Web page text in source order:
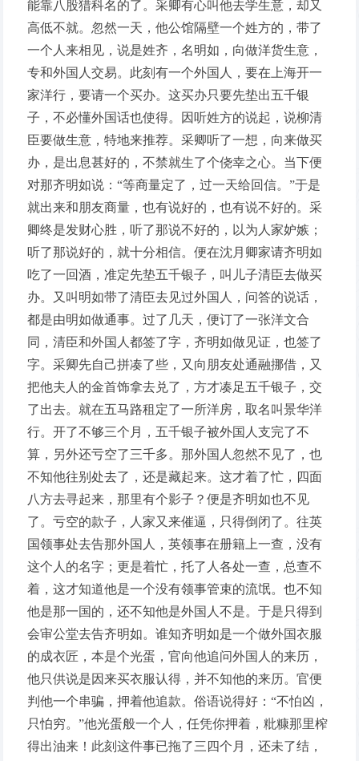
能靠八股猎科名的了。采卿有心叫他去学生意，却又
高低不就。忽然一天，他公馆隔壁一个姓方的，带了
一个人来相见，说是姓齐，名明如，向做洋货生意，
专和外国人交易。此刻有一个外国人，要在上海开一
家洋行，要请一个买办。这买办只要先垫出五千银
子，不必懂外国话也使得。因听姓方的说起，说柳清
臣要做生意，特地来推荐。采卿听了一想，向来做买
办，是出息甚好的，不禁就生了个侥幸之心。当下便
对那齐明如说：“等商量定了，过一天给回信。”于是
就出来和朋友商量，也有说好的，也有说不好的。采
卿终是发财心胜，听了那说不好的，以为人家妒嫉；
听了那说好的，就十分相信。便在沈月卿家请齐明如
吃了一回酒，准定先垫五千银子，叫儿子清臣去做买
办。又叫明如带了清臣去见过外国人，问答的说话，
都是由明如做通事。过了几天，便订了一张洋文合
同，清臣和外国人都签了字，齐明如做见证，也签了
字。采卿先自己拼凑了些，又向朋友处通融挪借，又
把他夫人的金首饰拿去兑了，方才凑足五千银子，交
了出去。就在五马路租定了一所洋房，取名叫景华洋
行。开了不够三个月，五千银子被外国人支完了不
算，另外还亏空了三千多。那外国人忽然不见了，也
不知他往别处去了，还是藏起来。这才着了忙，四面
八方去寻起来，那里有个影子？便是齐明如也不见
了。亏空的款子，人家又来催逼，只得倒闭了。往英
国领事处去告那外国人，英领事在册籍上一查，没有
这个人的名字；更是着忙，托了人各处一查，总查不
着，这才知道他是一个没有领事管束的流氓。也不知
他是那一国的，还不知他是外国人不是。于是只得到
会审公堂去告齐明如。谁知齐明如是一个做外国衣服
的成衣匠，本是个光蛋，官向他追问外国人的来历，
他只供说是因来买衣服认得，并不知他的来历。官便
判他一个串骗，押着他追款。俗语说得好：“不怕凶，
只怕穷。”他光蛋般一个人，任凭你押着，粃糠那里榨
得出油来！此刻这件事已拖了三四个月，还未了结，